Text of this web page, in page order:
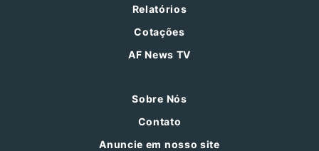
Relatórios
Cotações
AF News TV
Sobre Nós
Contato
Anuncie em nosso site